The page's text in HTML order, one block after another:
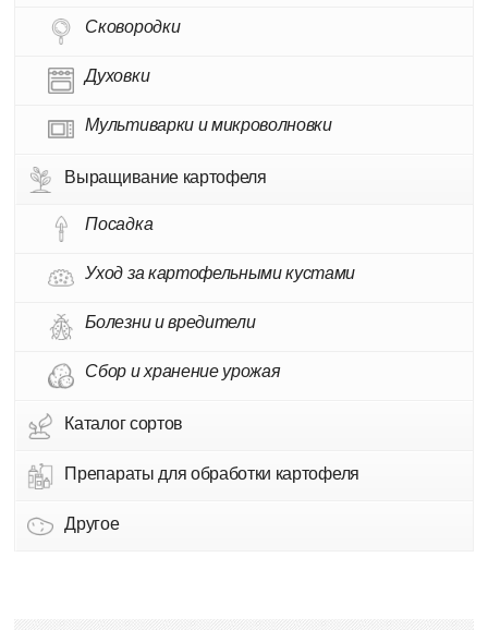
Сковородки
Духовки
Мультиварки и микроволновки
Выращивание картофеля
Посадка
Уход за картофельными кустами
Болезни и вредители
Сбор и хранение урожая
Каталог сортов
Препараты для обработки картофеля
Другое